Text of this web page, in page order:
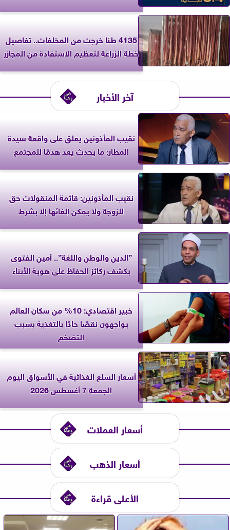
4135 طنا خرجت من المخلفات.. تفاصيل
خطة الزراعة لتعظيم الاستفادة من المجازر
آخر الأخبار
نقيب المأذونين يعلق على واقعة سيدة
المطار: ما يحدث يعد هدمًا للمجتمع
نقيب المأذونين: قائمة المنقولات حق
للزوجة ولا يمكن إلغائها إلا بشرط
”الدين والوطن واللغة”.. أمين الفتوى
يكشف ركائز الحفاظ على هوية الأبناء
خبير اقتصادي: 10% من سكان العالم
يواجهون نقصًا حادًا بالتغذية بسبب
التضخم
أسعار السلع الغذائية في الأسواق اليوم
الجمعة 7 أغسطس 2026
أسعار العملات
أسعار الذهب
الأعلى قراءة